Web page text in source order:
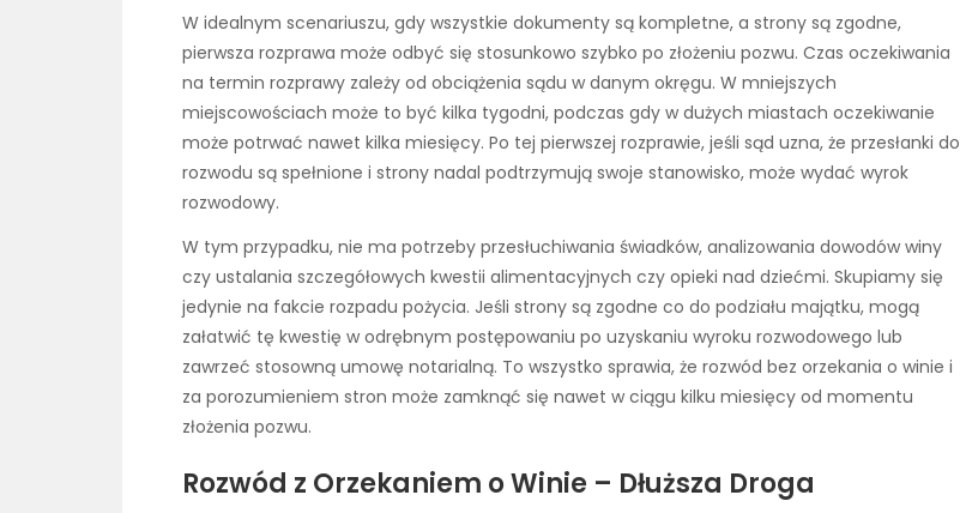
W idealnym scenariuszu, gdy wszystkie dokumenty są kompletne, a strony są zgodne,
pierwsza rozprawa może odbyć się stosunkowo szybko po złożeniu pozwu. Czas oczekiwania
na termin rozprawy zależy od obciążenia sądu w danym okręgu. W mniejszych
miejscowościach może to być kilka tygodni, podczas gdy w dużych miastach oczekiwanie
może potrwać nawet kilka miesięcy. Po tej pierwszej rozprawie, jeśli sąd uzna, że przesłanki do
rozwodu są spełnione i strony nadal podtrzymują swoje stanowisko, może wydać wyrok
rozwodowy.
W tym przypadku, nie ma potrzeby przesłuchiwania świadków, analizowania dowodów winy
czy ustalania szczegółowych kwestii alimentacyjnych czy opieki nad dziećmi. Skupiamy się
jedynie na fakcie rozpadu pożycia. Jeśli strony są zgodne co do podziału majątku, mogą
załatwić tę kwestię w odrębnym postępowaniu po uzyskaniu wyroku rozwodowego lub
zawrzeć stosowną umowę notarialną. To wszystko sprawia, że rozwód bez orzekania o winie i
za porozumieniem stron może zamknąć się nawet w ciągu kilku miesięcy od momentu
złożenia pozwu.
Rozwód z Orzekaniem o Winie – Dłuższa Droga